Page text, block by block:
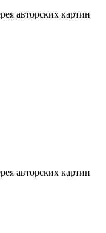
авторских картин
авторских картин